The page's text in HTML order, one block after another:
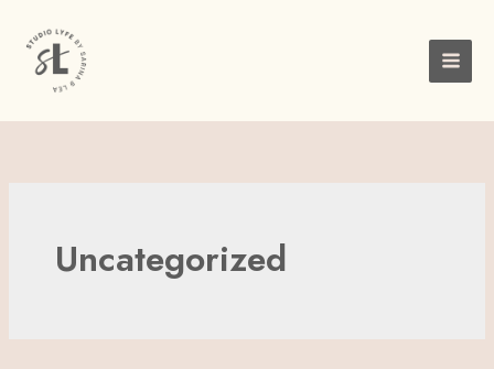
Inhalt
springen
Uncategorized
nach: